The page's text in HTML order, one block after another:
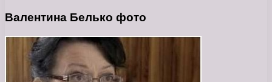
Валентина Белько фото